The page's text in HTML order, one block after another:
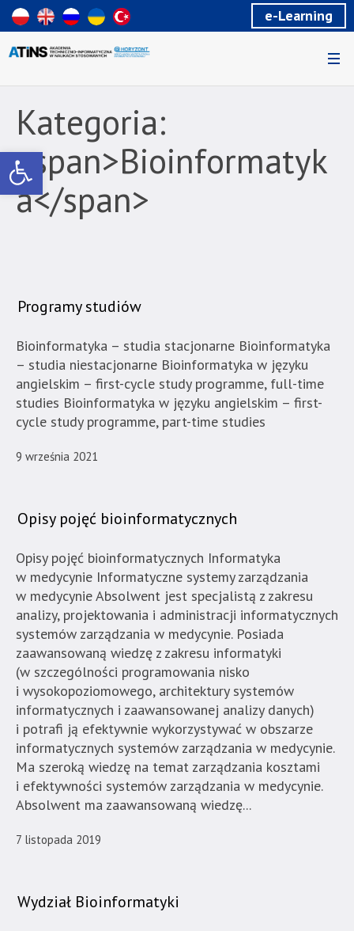
Wiadomość
dla
uzytkowników
ekranowychZnajdujesz
podstronie
"Bioinformatyka
Akademia
Techniczno-
Strona
wyposażona
menu
skiplinks
pozwalające
przechodzić
które
bezpośrednio
pod
wiadomością.
Strona
została
wyposażona
dedykowane
skróty
klawiaturowe,
zatem
obsługiwana
standardowy
Otwórz pasek narzędzi
e-Learning
Kategoria:
<span>Bioinformatyk
a</span>
Programy studiów
Bioinformatyka – studia stacjonarne Bioinformatyka
– studia niestacjonarne Bioinformatyka w języku
angielskim – first-cycle study programme, full-time
studies Bioinformatyka w języku angielskim – first-
cycle study programme, part-time studies
9 września 2021
Opisy pojęć bioinformatycznych
Opisy pojęć bioinformatycznych Informatyka
w medycynie Informatyczne systemy zarządzania
w medycynie Absolwent jest specjalistą z zakresu
analizy, projektowania i administracji informatycznych
systemów zarządzania w medycynie. Posiada
zaawansowaną wiedzę z zakresu informatyki
(w szczególności programowania nisko
i wysokopoziomowego, architektury systemów
informatycznych i zaawansowanej analizy danych)
i potrafi ją efektywnie wykorzystywać w obszarze
informatycznych systemów zarządzania w medycynie.
Ma szeroką wiedzę na temat zarządzania kosztami
i efektywności systemów zarządzania w medycynie.
Absolwent ma zaawansowaną wiedzę...
7 listopada 2019
Wydział Bioinformatyki